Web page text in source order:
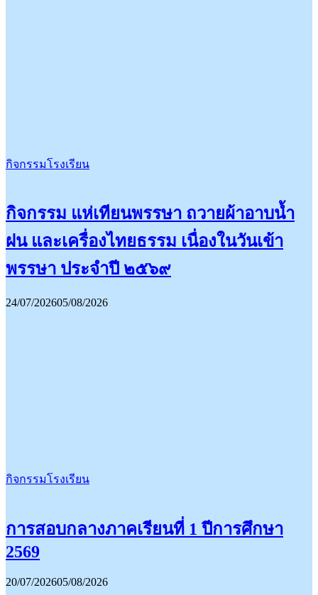
กิจกรรมโรงเรียน
กิจกรรม แห่เทียนพรรษา ถวายผ้าอาบน้ำ
ฝน และเครื่องไทยธรรม เนื่องในวันเข้า
พรรษา ประจำปี ๒๕๖๙
24/07/202605/08/2026
กิจกรรมโรงเรียน
การสอบกลางภาคเรียนที่ 1 ปีการศึกษา
2569
20/07/202605/08/2026